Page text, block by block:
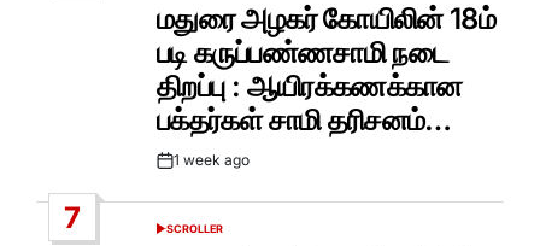
மதுரை அழகர் கோயிலின் 18ம்
படி கருப்பண்ணசாமி நடை
திறப்பு : ஆயிரக்கணக்கான
பக்தர்கள் சாமி தரிசனம்…
Post1 week ago
7
POSTED
SCROLLER